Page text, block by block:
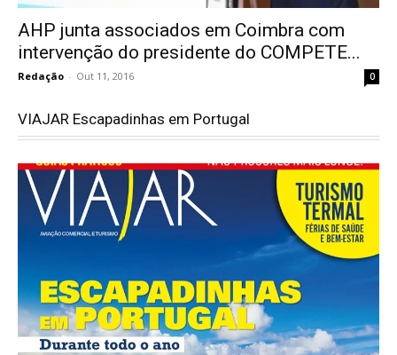
AHP junta associados em Coimbra com
intervenção do presidente do COMPETE...
Redação - Out 11, 2016 0
VIAJAR Escapadinhas em Portugal